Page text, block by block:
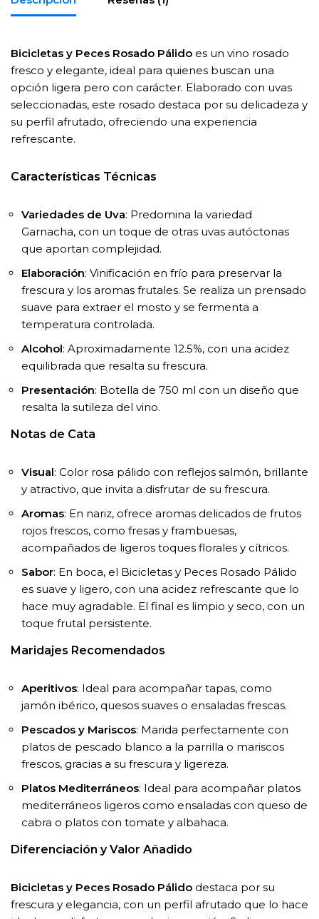
Bicicletas y Peces Rosado Pálido es un vino rosado
fresco y elegante, ideal para quienes buscan una
opción ligera pero con carácter. Elaborado con uvas
seleccionadas, este rosado destaca por su delicadeza y
su perfil afrutado, ofreciendo una experiencia
refrescante.
Características Técnicas
Variedades de Uva: Predomina la variedad
Garnacha, con un toque de otras uvas autóctonas
que aportan complejidad.
Elaboración: Vinificación en frío para preservar la
frescura y los aromas frutales. Se realiza un prensado
suave para extraer el mosto y se fermenta a
temperatura controlada.
Alcohol: Aproximadamente 12.5%, con una acidez
equilibrada que resalta su frescura.
Presentación: Botella de 750 ml con un diseño que
resalta la sutileza del vino.
Notas de Cata
Visual: Color rosa pálido con reflejos salmón, brillante
y atractivo, que invita a disfrutar de su frescura.
Aromas: En nariz, ofrece aromas delicados de frutos
rojos frescos, como fresas y frambuesas,
acompañados de ligeros toques florales y cítricos.
Sabor: En boca, el Bicicletas y Peces Rosado Pálido
es suave y ligero, con una acidez refrescante que lo
hace muy agradable. El final es limpio y seco, con un
toque frutal persistente.
Maridajes Recomendados
Aperitivos: Ideal para acompañar tapas, como
jamón ibérico, quesos suaves o ensaladas frescas.
Pescados y Mariscos: Marida perfectamente con
platos de pescado blanco a la parrilla o mariscos
frescos, gracias a su frescura y ligereza.
Platos Mediterráneos: Ideal para acompañar platos
mediterráneos ligeros como ensaladas con queso de
cabra o platos con tomate y albahaca.
Diferenciación y Valor Añadido
Bicicletas y Peces Rosado Pálido destaca por su
frescura y elegancia, con un perfil afrutado que lo hace